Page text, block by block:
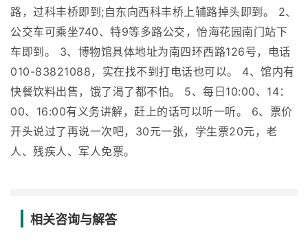
路，过科丰桥即到;自东向西科丰桥上辅路掉头即到。 2、
公交车可乘坐740、特9等多路公交，怡海花园南门站下
车即到。 3、博物馆具体地址为南四环西路126号，电话
010-83821088，实在找不到打电话也可以。 4、馆内有
快餐饮料出售，饿了渴了都不怕。 5、每日10:00、14：
00、16:00有义务讲解，赶上的话可以听一听。 6、票价
开头说过了再说一次吧，30元一张，学生票20元，老
人、残疾人、军人免票。
相关咨询与解答